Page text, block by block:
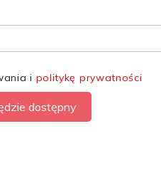
i politykę prywatności
dostępny